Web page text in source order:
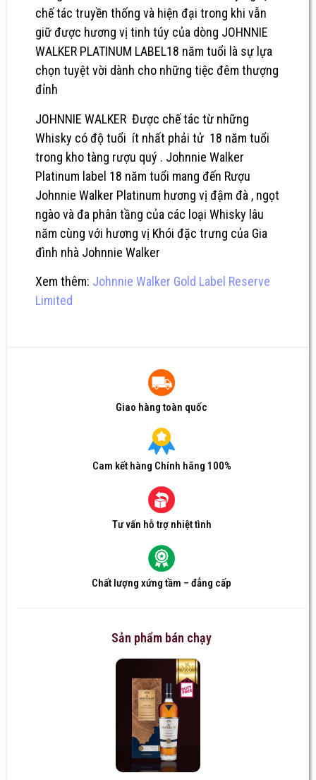
chế tác truyền thống và hiện đại trong khi vẫn
giữ được hương vị tinh túy của dòng JOHNNIE
WALKER PLATINUM LABEL18 năm tuổi là sự lựa
chọn tuyệt vời dành cho những tiệc đêm thượng
đỉnh
JOHNNIE WALKER Được chế tác từ những
Whisky có độ tuổi ít nhất phải tử 18 năm tuổi
trong kho tàng rượu quý . Johnnie Walker
Platinum label 18 năm tuổi mang đến Rượu
Johnnie Walker Platinum hương vị đậm đà , ngọt
ngào và đa phân tầng của các loại Whisky lâu
năm cùng với hương vị Khói đặc trưng của Gia
đình nhà Johnnie Walker
Xem thêm: Johnnie Walker Gold Label Reserve
Limited
Giao hàng toàn quốc
Cam kết hàng Chính hãng 100%
Tư vấn hỗ trợ nhiệt tình
Chất lượng xứng tầm – đẳng cấp
Sản phẩm bán chạy